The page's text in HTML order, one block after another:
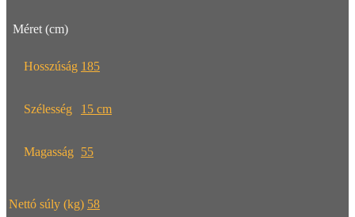
Méret (cm)
Hosszúság 185
Szélesség 15 cm
Magasság 55
Nettó súly (kg) 58